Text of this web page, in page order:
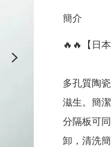
簡介
🔥🔥【日
多孔質陶
滋生。簡
分隔板可
卸，清洗